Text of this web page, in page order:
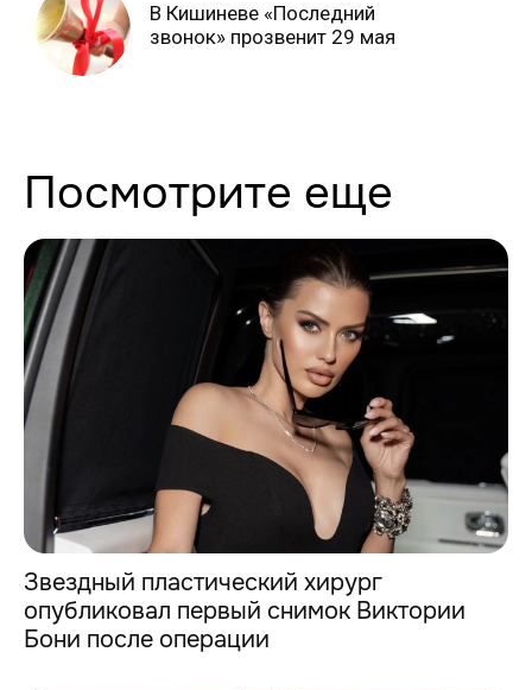
В Кишиневе «Последний
звонок» прозвенит 29 мая
Посмотрите еще
Звездный пластический хирург
опубликовал первый снимок Виктории
Бони после операции